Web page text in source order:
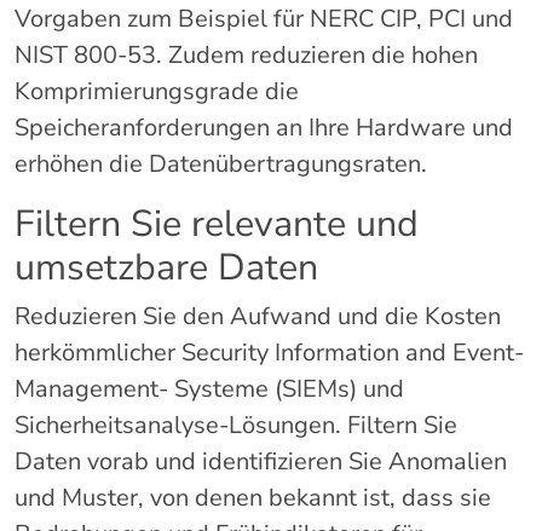
Vorgaben zum Beispiel für NERC CIP, PCI und
NIST 800-53. Zudem reduzieren die hohen
Komprimierungsgrade die
Speicheranforderungen an Ihre Hardware und
erhöhen die Datenübertragungsraten.
Filtern Sie relevante und
umsetzbare Daten
Reduzieren Sie den Aufwand und die Kosten
herkömmlicher Security Information and Event-
Management- Systeme (SIEMs) und
Sicherheitsanalyse-Lösungen. Filtern Sie
Daten vorab und identifizieren Sie Anomalien
und Muster, von denen bekannt ist, dass sie